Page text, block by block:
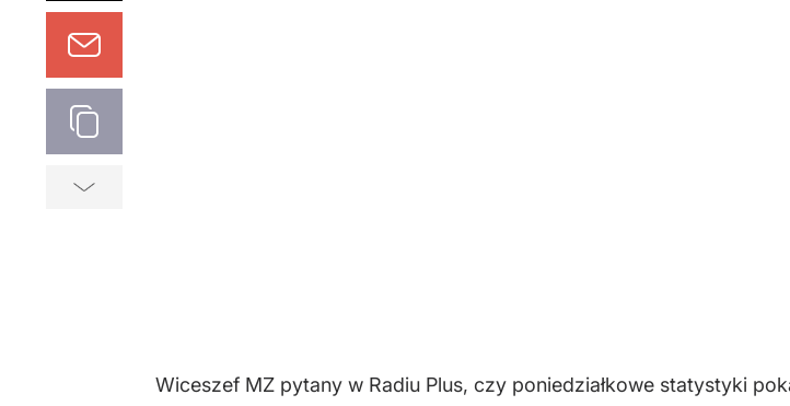
Wiceszef MZ pytany w Radiu Plus, czy poniedziałkowe statystyki